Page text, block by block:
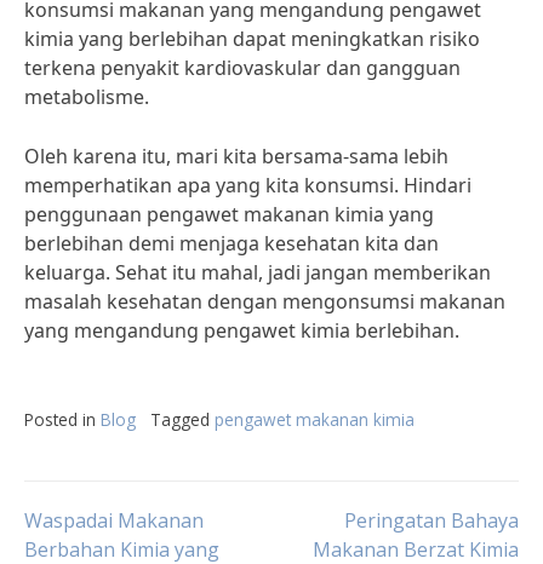
konsumsi makanan yang mengandung pengawet
kimia yang berlebihan dapat meningkatkan risiko
terkena penyakit kardiovaskular dan gangguan
metabolisme.
Oleh karena itu, mari kita bersama-sama lebih
memperhatikan apa yang kita konsumsi. Hindari
penggunaan pengawet makanan kimia yang
berlebihan demi menjaga kesehatan kita dan
keluarga. Sehat itu mahal, jadi jangan memberikan
masalah kesehatan dengan mengonsumsi makanan
yang mengandung pengawet kimia berlebihan.
Posted in Blog Tagged pengawet makanan kimia
Post
Waspadai Makanan
Berbahan Kimia yang
Peringatan Bahaya
Makanan Berzat Kimia